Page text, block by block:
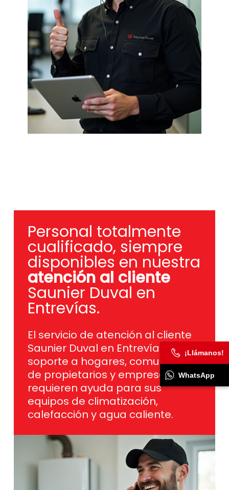
Personal totalmente
cualificado, siempre
disponibles en nuestra
atención al cliente
Saunier Duval en
Entrevías.
El servicio de atención al cliente
Saunier Duval en Entrevías da
soporte a hogares, comunidades
de propietarios y empresas que
requieren ayuda para sus
equipos de climatización,
calefacción y agua caliente.
¡Llámanos!
WhatsApp